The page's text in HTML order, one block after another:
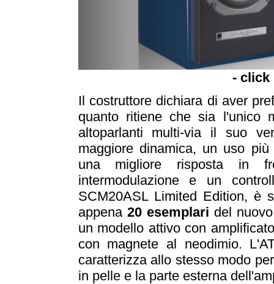
- click
Il costruttore dichiara di aver
quanto ritiene che sia l'unico
altoparlanti multi-via il suo
maggiore dinamica, un uso
una migliore risposta in
intermodulazione e un
SCM20ASL Limited Edition, è
appena20 esemplari del
un modello attivo con
con magnete al neodimio.
caratterizza allo stesso modo
in pelle e la parte esterna